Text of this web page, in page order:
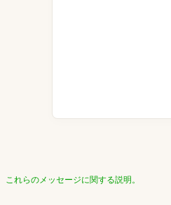
これらのメッセージに関する説明。